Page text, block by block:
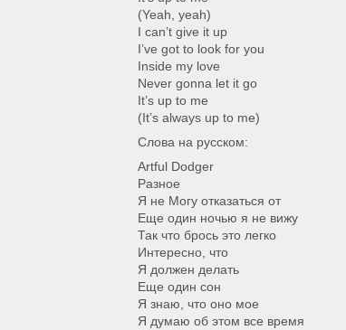
(Yeah, yeah)
I can’t give it up
I’ve got to look for you
Inside my love
Never gonna let it go
It’s up to me
(It’s always up to me)
Слова на русском:
Artful Dodger
Разное
Я не Могу отказаться от
Еще один ночью я не вижу
Так что брось это легко
Интересно, что
Я должен делать
Еще один сон
Я знаю, что оно мое
Я думаю об этом все время